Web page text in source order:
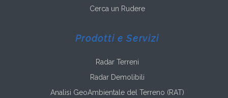
Cerca un Rudere
Prodotti e Servizi
Radar Terreni
Radar Demolibili
Analisi GeoAmbientale del Terreno (RAT)